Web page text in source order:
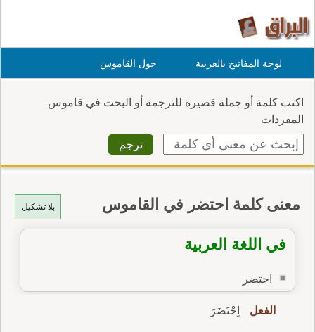
لوحة المفاتيح بالعربية حول القاموس
اكتب كلمة أو جملة قصيرة للترجمة أو البحث في قاموس
المفردات
بلا تشكيل معنى كلمة احتضر في القاموس
في اللغة العربية
احتضر
الفعل اِحْتَضَرَ